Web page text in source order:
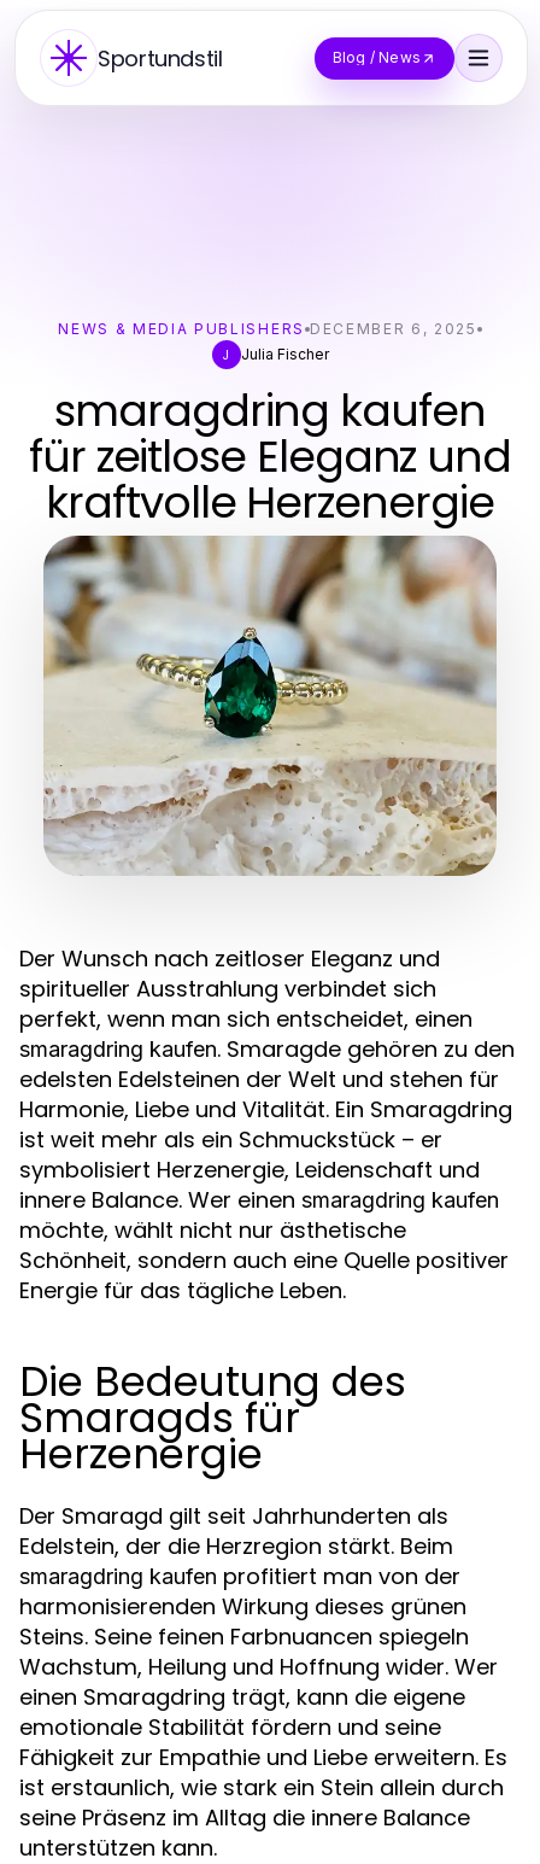
Sportundstil Blog / News
NEWS & MEDIA PUBLISHERS DECEMBER 6, 2025
J
Julia Fischer
smaragdring kaufen
für zeitlose Eleganz und
kraftvolle Herzenergie
Der Wunsch nach zeitloser Eleganz und
spiritueller Ausstrahlung verbindet sich
perfekt, wenn man sich entscheidet, einen
smaragdring kaufen. Smaragde gehören zu den
edelsten Edelsteinen der Welt und stehen für
Harmonie, Liebe und Vitalität. Ein Smaragdring
ist weit mehr als ein Schmuckstück – er
symbolisiert Herzenergie, Leidenschaft und
innere Balance. Wer einen smaragdring kaufen
möchte, wählt nicht nur ästhetische
Schönheit, sondern auch eine Quelle positiver
Energie für das tägliche Leben.
Die Bedeutung des
Smaragds für
Herzenergie
Der Smaragd gilt seit Jahrhunderten als
Edelstein, der die Herzregion stärkt. Beim
smaragdring kaufen profitiert man von der
harmonisierenden Wirkung dieses grünen
Steins. Seine feinen Farbnuancen spiegeln
Wachstum, Heilung und Hoffnung wider. Wer
einen Smaragdring trägt, kann die eigene
emotionale Stabilität fördern und seine
Fähigkeit zur Empathie und Liebe erweitern. Es
ist erstaunlich, wie stark ein Stein allein durch
seine Präsenz im Alltag die innere Balance
unterstützen kann.